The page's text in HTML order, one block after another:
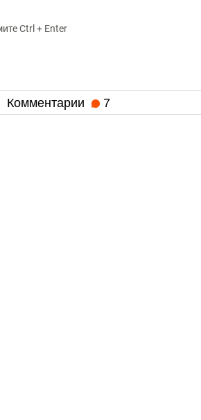
Ctrl + Enter
Комментарии 7